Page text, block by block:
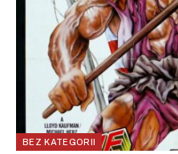
BEZ KATEGORII